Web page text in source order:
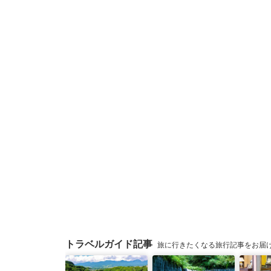
トラベルガイド記事 旅に行きたくなる旅行記事をお届